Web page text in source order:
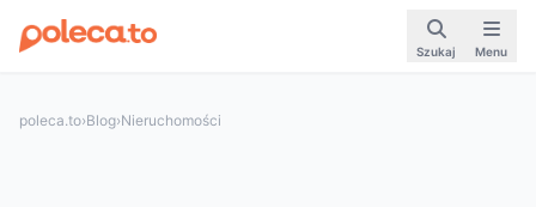
Szukaj Menu
poleca.to›Blog›Nieruchomości